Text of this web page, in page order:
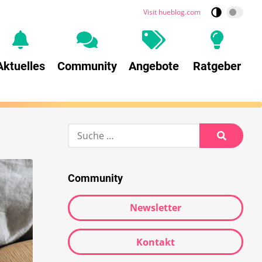
Visit hueblog.com
Community Angebote Ratgeber
Suche
Suche
Community
Newsletter
Kontakt